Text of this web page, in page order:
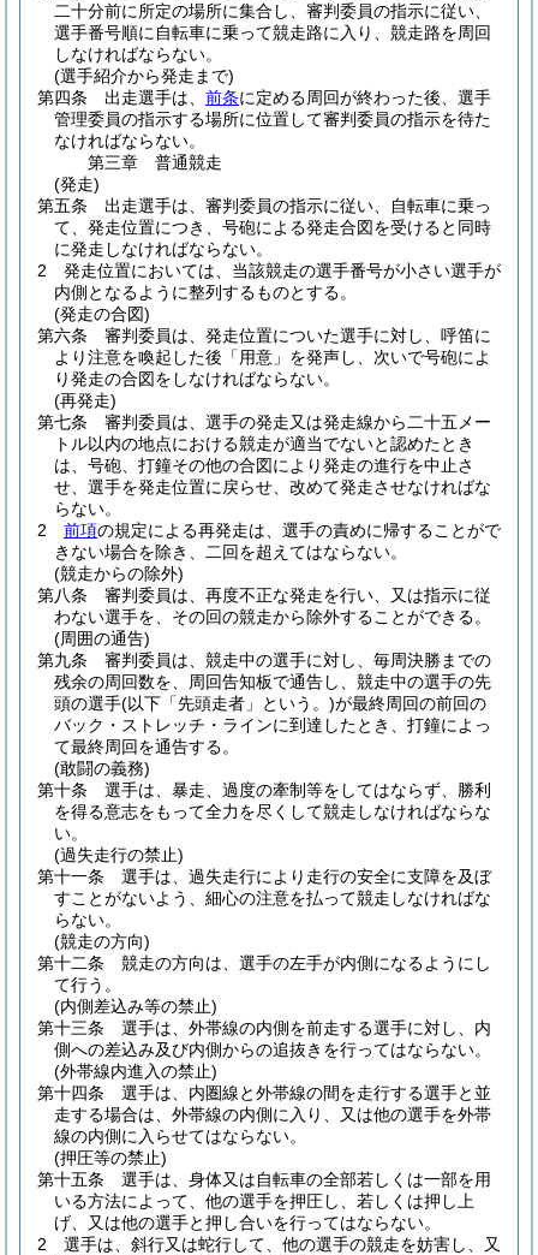
二十分前に所定の場所に集合し、審判委員の指示に従い、
選手番号順に自転車に乗って競走路に入り、競走路を周回
しなければならない。
(選手紹介から発走まで)
第四条
出走選手は、 前条に定める周回が終わった後、選手
管理委員の指示する場所に位置して審判委員の指示を待た
なければならない。
第三章
普通競走
(発走)
第五条
出走選手は、審判委員の指示に従い、自転車に乗っ
て、発走位置につき、号砲による発走合図を受けると同時
に発走しなければならない。
2
発走位置においては、当該競走の選手番号が小さい選手が
内側となるように整列するものとする。
(発走の合図)
第六条
審判委員は、発走位置についた選手に対し、呼笛に
より注意を喚起した後「用意」を発声し、次いで号砲によ
り発走の合図をしなければならない。
(再発走)
第七条
審判委員は、選手の発走又は発走線から二十五メー
トル以内の地点における競走が適当でないと認めたとき
は、号砲、打鐘その他の合図により発走の進行を中止さ
せ、選手を発走位置に戻らせ、改めて発走させなければな
らない。
2
前項の規定による再発走は、選手の責めに帰することがで
きない場合を除き、二回を超えてはならない。
(競走からの除外)
第八条
審判委員は、再度不正な発走を行い、又は指示に従
わない選手を、その回の競走から除外することができる。
(周囲の通告)
第九条
審判委員は、競走中の選手に対し、毎周決勝までの
残余の周回数を、周回告知板で通告し、競走中の選手の先
頭の選手(以下「先頭走者」という。)が最終周回の前回の
バック・ストレッチ・ラインに到達したとき、打鐘によっ
て最終周回を通告する。
(敢闘の義務)
第十条
選手は、暴走、過度の牽制等をしてはならず、勝利
を得る意志をもって全力を尽くして競走しなければならな
い。
(過失走行の禁止)
第十一条
選手は、過失走行により走行の安全に支障を及ぼ
すことがないよう、細心の注意を払って競走しなければな
らない。
(競走の方向)
第十二条
競走の方向は、選手の左手が内側になるようにし
て行う。
(内側差込み等の禁止)
第十三条
選手は、外帯線の内側を前走する選手に対し、内
側への差込み及び内側からの追抜きを行ってはならない。
(外帯線内進入の禁止)
第十四条
選手は、内圏線と外帯線の間を走行する選手と並
走する場合は、外帯線の内側に入り、又は他の選手を外帯
線の内側に入らせてはならない。
(押圧等の禁止)
第十五条
選手は、身体又は自転車の全部若しくは一部を用
いる方法によって、他の選手を押圧し、若しくは押し上
げ、又は他の選手と押し合いを行ってはならない。
2
選手は、斜行又は蛇行して、他の選手の競走を妨害し、又